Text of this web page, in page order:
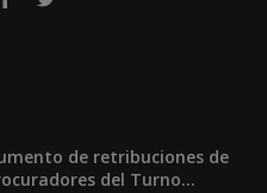
de retribuciones de
del Turno...